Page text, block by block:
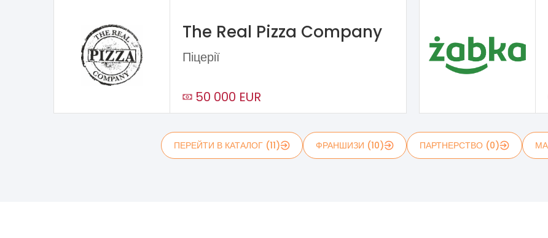
The Real Pizza Company
Піцерії
50 000 EUR
ПЕРЕЙТИ В КАТАЛОГ (11) ФРАНШИЗИ (10) ПАРТНЕРСТВО (0)